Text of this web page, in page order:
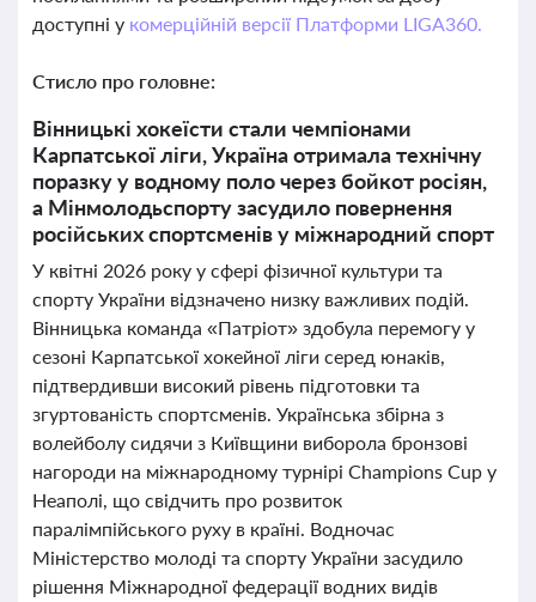
доступні у комерційній версії Платформи LIGA360.
Стисло про головне:
Вінницькі хокеїсти стали чемпіонами
Карпатської ліги, Україна отримала технічну
поразку у водному поло через бойкот росіян,
а Мінмолодьспорту засудило повернення
російських спортсменів у міжнародний спорт
У квітні 2026 року у сфері фізичної культури та
спорту України відзначено низку важливих подій.
Вінницька команда «Патріот» здобула перемогу у
сезоні Карпатської хокейної ліги серед юнаків,
підтвердивши високий рівень підготовки та
згуртованість спортсменів. Українська збірна з
волейболу сидячи з Київщини виборола бронзові
нагороди на міжнародному турнірі Champions Cup у
Неаполі, що свідчить про розвиток
паралімпійського руху в країні. Водночас
Міністерство молоді та спорту України засудило
рішення Міжнародної федерації водних видів